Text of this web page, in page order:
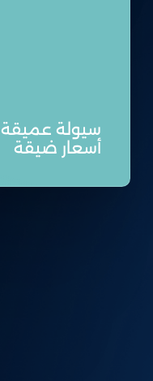
سيولة
أسعار ضيقة